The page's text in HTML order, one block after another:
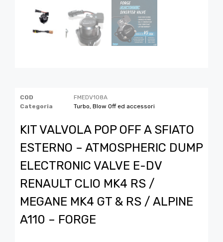
COD
FMEDV108A
Categoria
Turbo, Blow Off ed accessori
KIT VALVOLA POP OFF A SFIATO
ESTERNO – ATMOSPHERIC DUMP
ELECTRONIC VALVE E-DV
RENAULT CLIO MK4 RS /
MEGANE MK4 GT & RS / ALPINE
A110 – FORGE